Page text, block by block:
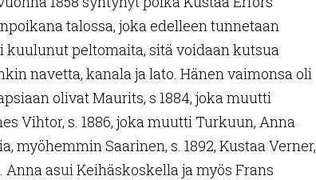
talossa, joka edelleen tunnetaan
kuulunut peltomaita, sitä voidaan kutsua
navetta, kanala ja lato. Hänen vaimonsa oli
olivat Maurits, s 1884, joka muutti
Vihtor, s. 1886, joka muutti Turkuun, Anna
myöhemmin Saarinen, s. 1892, Kustaa Verner,
Anna asui Keihäskoskella ja myös Frans